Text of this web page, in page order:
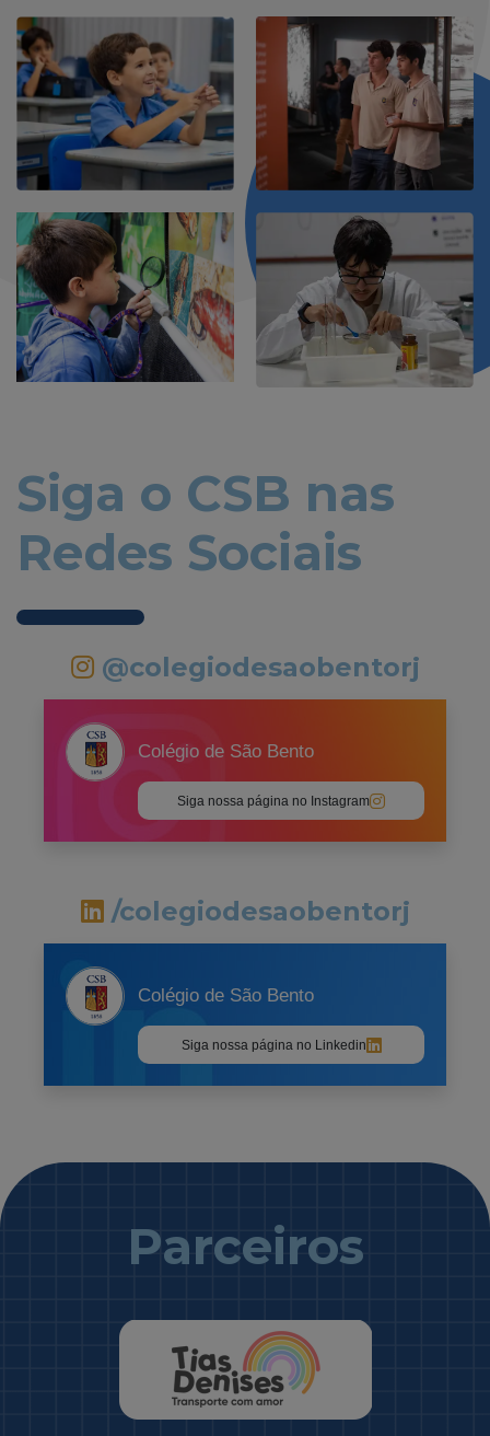
Siga o CSB nas
Redes Sociais
@colegiodesaobentorj
Colégio de São Bento
Siga nossa página no Instagram
/colegiodesaobentorj
Colégio de São Bento
Siga nossa página no Linkedin
Parceiros